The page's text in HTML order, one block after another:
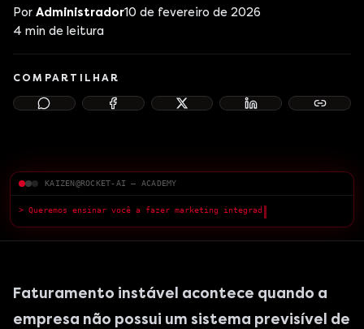
Por Administrador10 de fevereiro de 2026
4 min de leitura
COMPARTILHAR
KAIZEN@ROCKET-AI — ACADEMY
qualidade superior.
█
Faturamento instável acontece quando a
empresa não possui um sistema previsível de